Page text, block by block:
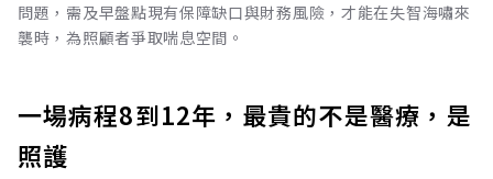
問題，需及早盤點現有保障缺口與財務風險，才能在失智海嘯來
襲時，為照顧者爭取喘息空間。
一場病程8到12年，最貴的不是醫療，是
照護